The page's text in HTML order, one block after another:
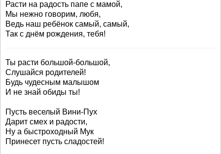
Расти на радость папе с мамой,
Мы нежно говорим, любя,
Ведь наш ребёнок самый, самый,
Так с днём рождения, тебя!
Ты расти большой-большой,
Слушайся родителей!
Будь чудесным малышом
И не знай обиды ты!
Пусть веселый Вини-Пух
Дарит смех и радости,
Ну а быстроходный Мук
Принесет пусть сладостей!